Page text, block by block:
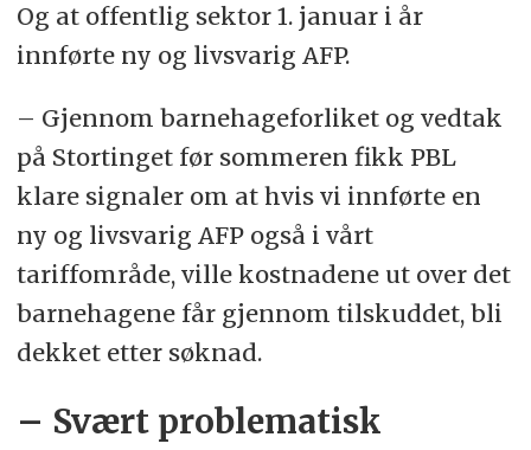
Og at offentlig sektor 1. januar i år
innførte ny og livsvarig AFP.
– Gjennom barnehageforliket og vedtak
på Stortinget før sommeren fikk PBL
klare signaler om at hvis vi innførte en
ny og livsvarig AFP også i vårt
tariffområde, ville kostnadene ut over det
barnehagene får gjennom tilskuddet, bli
dekket etter søknad.
– Svært problematisk